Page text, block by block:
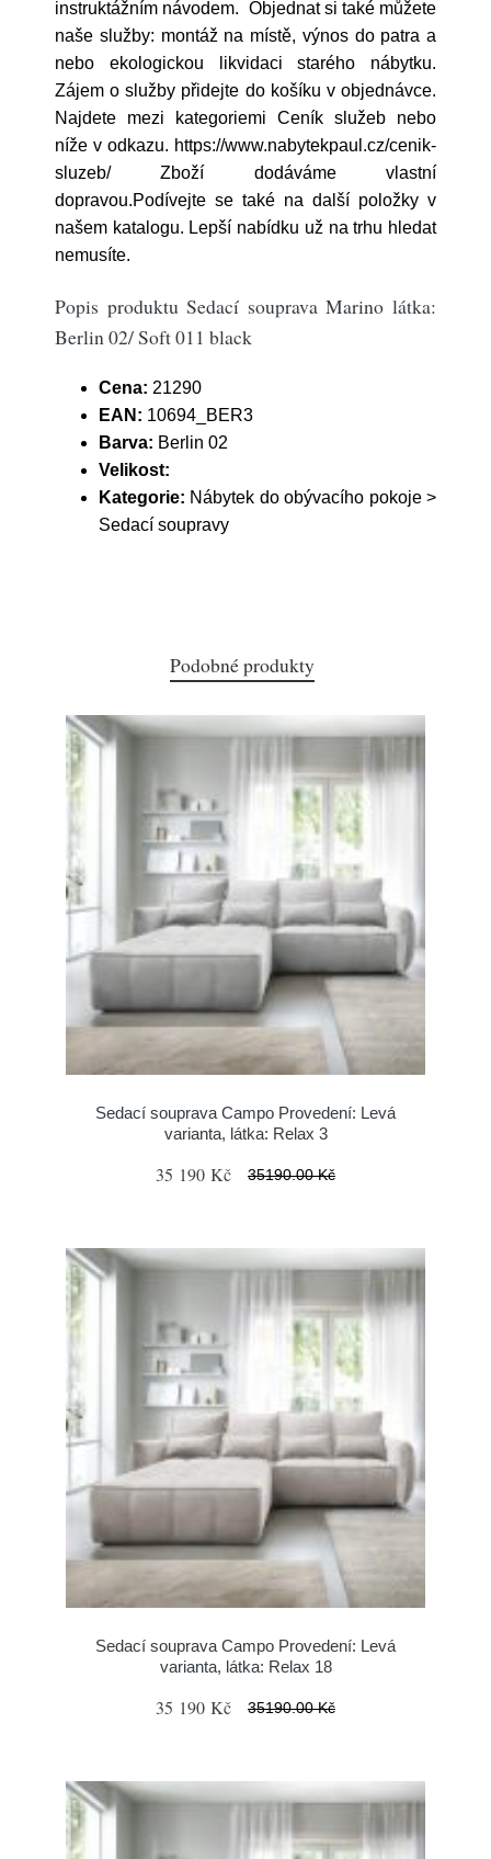
instruktážním návodem. Objednat si také můžete
naše služby: montáž na místě, výnos do patra a
nebo ekologickou likvidaci starého nábytku.
Zájem o služby přidejte do košíku v objednávce.
Najdete mezi kategoriemi Ceník služeb nebo
níže v odkazu. https://www.nabytekpaul.cz/cenik-
sluzeb/ Zboží dodáváme vlastní
dopravou.Podívejte se také na další položky v
našem katalogu. Lepší nabídku už na trhu hledat
nemusíte.
Popis produktu Sedací souprava Marino látka:
Berlin 02/ Soft 011 black
Cena: 21290
EAN: 10694_BER3
Barva: Berlin 02
Velikost:
Kategorie: Nábytek do obývacího pokoje >
Sedací soupravy
Podobné produkty
Sedací souprava Campo Provedení: Levá
varianta, látka: Relax 3
35 190 Kč 35190.00 Kč
Sedací souprava Campo Provedení: Levá
varianta, látka: Relax 18
35 190 Kč 35190.00 Kč